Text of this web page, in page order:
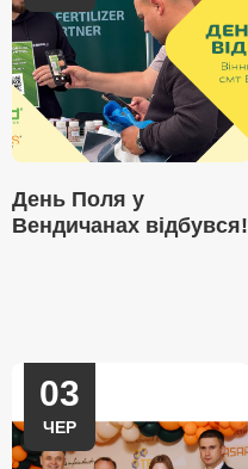
День Поля у
Вендичанах відбувся!
03
ЧЕР